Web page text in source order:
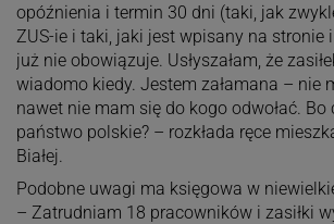
opóźnienia i termin 30 dni (taki, jak
ZUS-ie i taki, jaki jest wpisany na stronie
już nie obowiązuje. Usłyszałam, że
wiadomo kiedy. Jestem załamana – nie
nawet nie mam się do kogo odwołać. Bo
państwo polskie? – rozkłada ręce
Białej.
Podobne uwagi ma księgowa w
– Zatrudniam 18 pracowników i zasiłki